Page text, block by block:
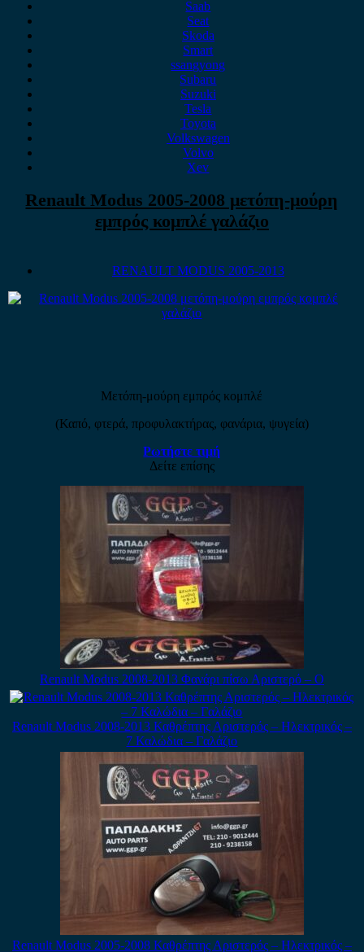
Saab
Seat
Skoda
Smart
ssangyong
Subaru
Suzuki
Tesla
Toyota
Volkswagen
Volvo
Xev
Renault Modus 2005-2008 μετόπη-μούρη
εμπρός κομπλέ γαλάζιο
RENAULT MODUS 2005-2013
Μετόπη-μούρη εμπρός κομπλέ
(Καπό, φτερά, προφυλακτήρας, φανάρια, ψυγεία)
Ρωτήστε τιμή
Δείτε επίσης
Renault Modus 2008-2013 Φανάρι πίσω Αριστερό – Ο
Renault Modus 2008-2013 Καθρέπτης Αριστερός – Ηλεκτρικός –
7 Καλώδια – Γαλάζιο
Renault Modus 2005-2008 Καθρέπτης Αριστερός – Ηλεκτρικός –